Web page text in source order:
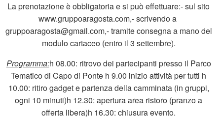
La prenotazione è obbligatoria e si può effettuare:- sul sito
www.gruppoaragosta.com,- scrivendo a
gruppoaragosta@gmail.com,- tramite consegna a mano del
modulo cartaceo (entro il 3 settembre).
Programma:h 08.00: ritrovo dei partecipanti presso il Parco
Tematico di Capo di Ponte h 9.00 inizio attività per tutti h
10.00: ritiro gadget e partenza della camminata (in gruppi,
ogni 10 minuti)h 12.30: apertura area ristoro (pranzo a
offerta libera)h 16.30: chiusura evento.